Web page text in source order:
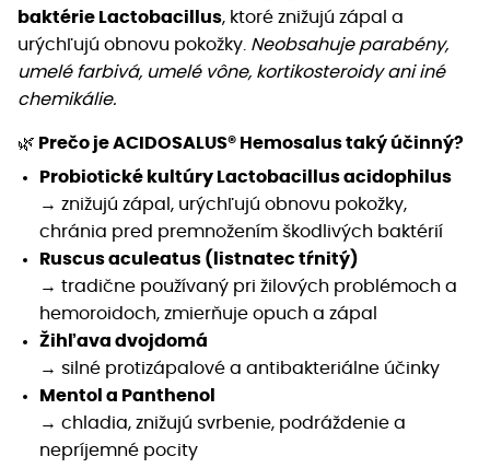
baktérie Lactobacillus, ktoré znižujú zápal a
urýchľujú obnovu pokožky. Neobsahuje parabény,
umelé farbivá, umelé vône, kortikosteroidy ani iné
chemikálie.
🌿 Prečo je ACIDOSALUS® Hemosalus taký účinný?
Probiotické kultúry Lactobacillus acidophilus
→ znižujú zápal, urýchľujú obnovu pokožky,
chránia pred premnožením škodlivých baktérií
Ruscus aculeatus (listnatec tŕnitý)
→ tradične používaný pri žilových problémoch a
hemoroidoch, zmierňuje opuch a zápal
Žihľava dvojdomá
→ silné protizápalové a antibakteriálne účinky
Mentol a Panthenol
→ chladia, znižujú svrbenie, podráždenie a
nepríjemné pocity